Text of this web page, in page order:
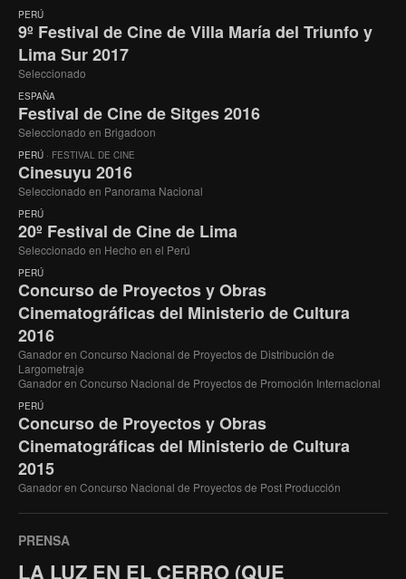
PERÚ
9º Festival de Cine de Villa María del Triunfo y
Lima Sur 2017
Seleccionado
ESPAÑA
Festival de Cine de Sitges 2016
Seleccionado en Brigadoon
PERÚ · FESTIVAL DE CINE
Cinesuyu 2016
Seleccionado en Panorama Nacional
PERÚ
20º Festival de Cine de Lima
Seleccionado en Hecho en el Perú
PERÚ
Concurso de Proyectos y Obras
Cinematográficas del Ministerio de Cultura
2016
Ganador en Concurso Nacional de Proyectos de Distribución de
Largometraje
Ganador en Concurso Nacional de Proyectos de Promoción Internacional
PERÚ
Concurso de Proyectos y Obras
Cinematográficas del Ministerio de Cultura
2015
Ganador en Concurso Nacional de Proyectos de Post Producción
PRENSA
LA LUZ EN EL CERRO (QUE